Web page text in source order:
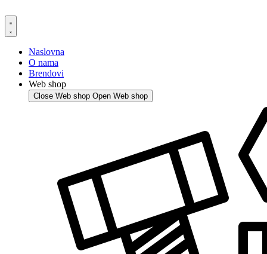
to
content
Naslovna
O nama
Brendovi
Web shop
Close Web shop Open Web shop